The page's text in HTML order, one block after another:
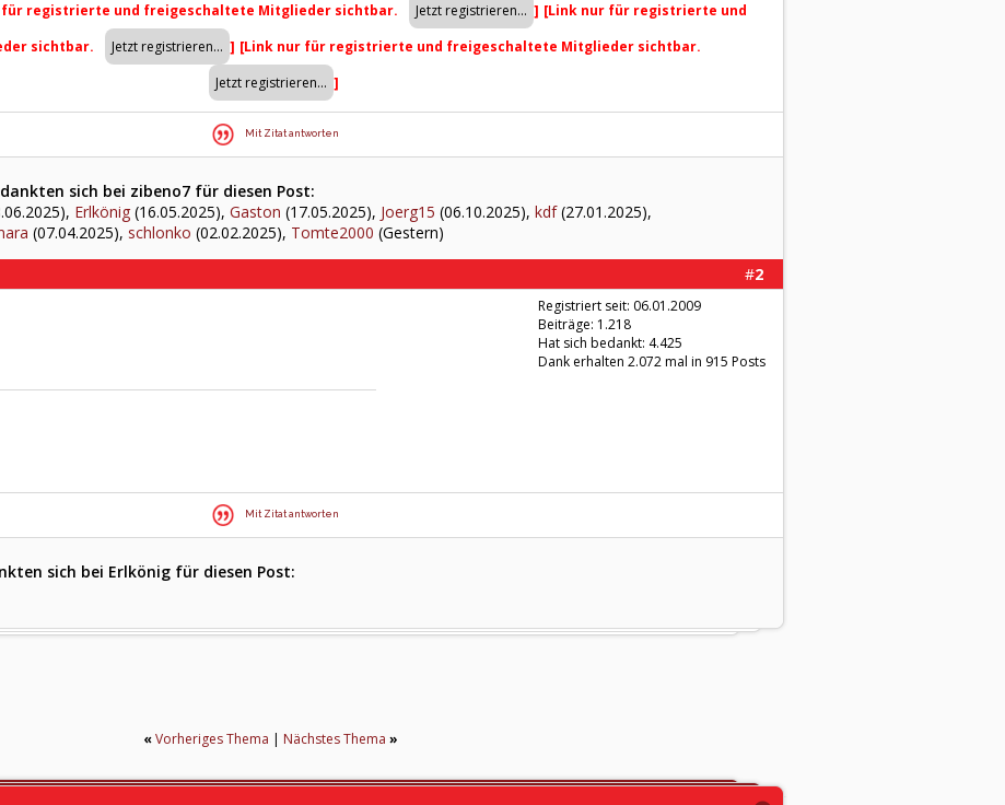
für registrierte und freigeschaltete Mitglieder sichtbar. ] [Link nur für registrierte und
sichtbar.
] [Link nur für registrierte und freigeschaltete Mitglieder sichtbar.
]
Mit Zitat antworten
sich bei zibeno7 für diesen Post:
Erlkönig (16.05.2025), Gaston (17.05.2025), Joerg15 (06.10.2025), kdf(27.01.2025),
(07.04.2025), schlonko (02.02.2025), Tomte2000 (Gestern)
#2
Registriert seit: 06.01.2009
Beiträge: 1.218
Hat sich bedankt: 4.425
Dank erhalten 2.072 mal in 915 Posts
Mit Zitat antworten
sich bei Erlkönig für diesen Post:
« Vorheriges Thema | Nächstes Thema »